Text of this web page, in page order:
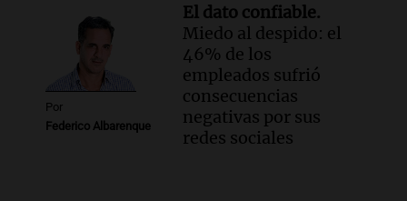
Por
Federico Albarenque
El dato confiable.
Miedo al despido: el
46% de los
empleados sufrió
consecuencias
negativas por sus
redes sociales